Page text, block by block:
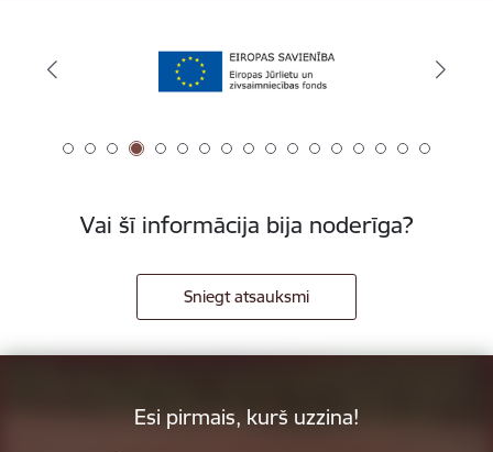
Vai šī informācija bija noderīga?
Sniegt atsauksmi
Esi pirmais, kurš uzzina!